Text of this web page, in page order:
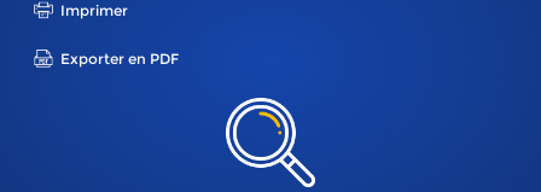
Imprimer
Exporter en PDF